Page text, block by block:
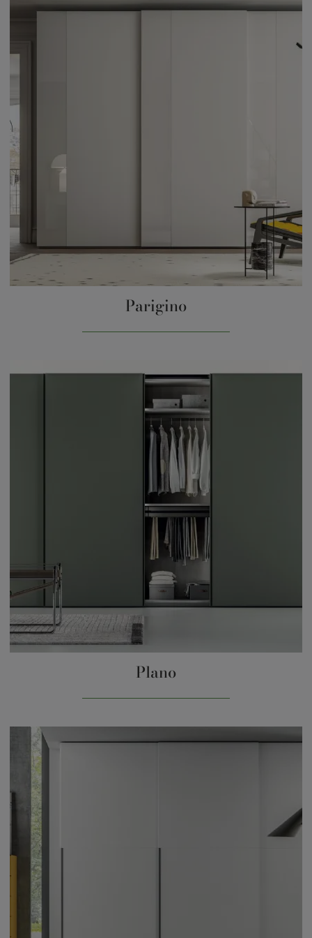
Parigino
Plano